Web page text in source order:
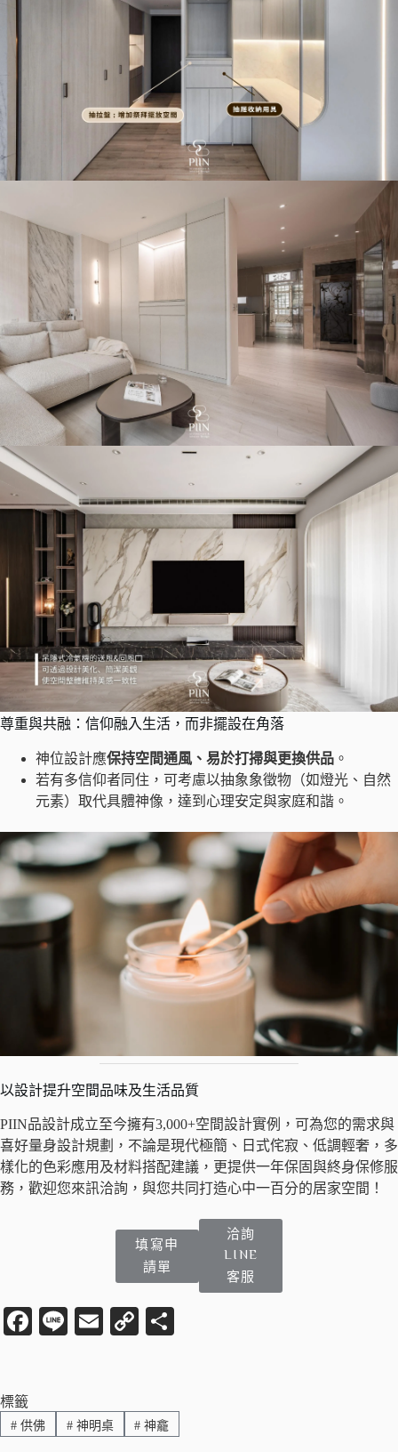
尊重與共融：信仰融入生活，而非擺設在角落
神位設計應保持空間通風、易於打掃與更換供品 。
若有多信仰者同住，可考慮以抽象象徵物（如燈光、自然
元素）取代具體神像，達到心理安定與家庭和諧。
以設計提升空間品味及生活品質
PIIN品設計成立至今擁有3,000+空間設計實例，可為您的需求與
喜好量身設計規劃，不論是現代極簡、日式侘寂、低調輕奢，多
樣化的色彩應用及材料搭配建議，更提供一年保固與終身保修服
務，歡迎您來訊洽詢，與您共同打造心中一百分的居家空間！
填寫申
請單
洽詢
LINE
客服
Fa
ok
Li
E
C
Li
nk
標籤
#供佛 #神明桌 # 神龕